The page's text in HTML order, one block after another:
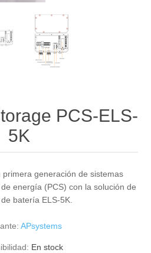
PCS-ELS-
5K
generación de sistemas
energía (PCS) con la solución de
batería ELS-5K.
APsystems
En stock